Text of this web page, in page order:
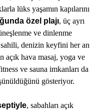
lüks yaşamın kapılarını
özel plajı, üç ayrı
ve dinlenme
denizin keyfini her an
açık hava masaj, yoga ve
ve sauna imkanları da
gösteriyor.
, sabahları açık